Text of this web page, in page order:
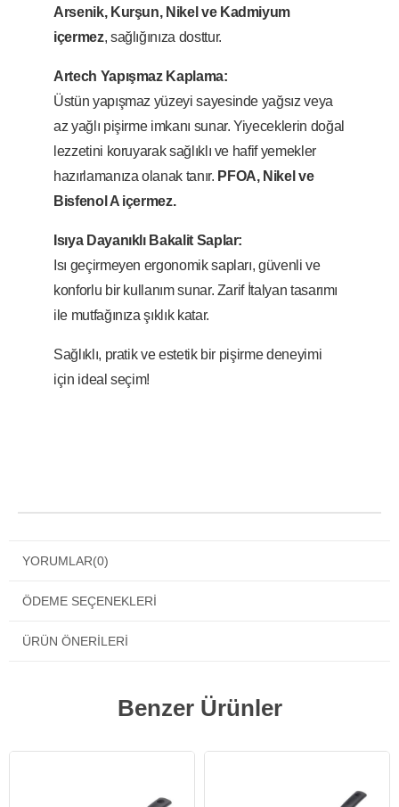
Arsenik, Kurşun, Nikel ve Kadmiyum
içermez, sağlığınıza dosttur.
Artech Yapışmaz Kaplama:
Üstün yapışmaz yüzeyi sayesinde yağsız veya
az yağlı pişirme imkanı sunar. Yiyeceklerin doğal
lezzetini koruyarak sağlıklı ve hafif yemekler
hazırlamanıza olanak tanır. PFOA, Nikel ve
Bisfenol A içermez.
Isıya Dayanıklı Bakalit Saplar:
Isı geçirmeyen ergonomik sapları, güvenli ve
konforlu bir kullanım sunar. Zarif İtalyan tasarımı
ile mutfağınıza şıklık katar.
Sağlıklı, pratik ve estetik bir pişirme deneyimi
için ideal seçim!
YORUMLAR(0)
ÖDEME SEÇENEKLERI
ÜRÜN ÖNERILERI
Benzer Ürünler